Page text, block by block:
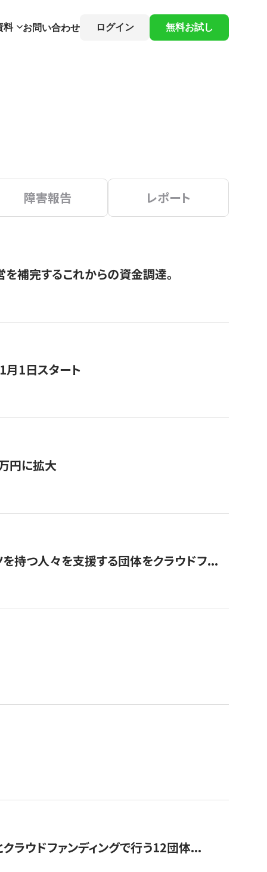
料 お問い合わせ ログイン 無料お試し
障害報告 レポート
補完するこれからの資金調達。
月1日スタート
円に拡大
持つ人々を支援する団体をクラウドフ...
クラウドファンディングで行う12団体...